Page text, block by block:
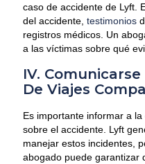
caso de accidente de Lyft.
del accidente, testimonios
registros médicos. Un
a las víctimas sobre qué
IV.
De Viajes
Es importante informar a
sobre el accidente. Lyft
manejar estos incidentes,
abogado puede garantizar